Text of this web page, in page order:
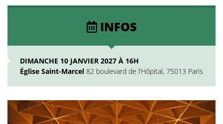
INFOS
DIMANCHE 10 JANVIER 2027 À 16H
Église Saint-Marcel 82 boulevard de l’Hôpital, 75013 Paris